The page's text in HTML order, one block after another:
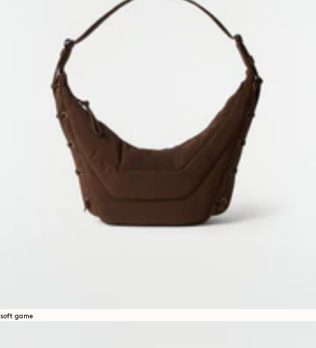
soft game